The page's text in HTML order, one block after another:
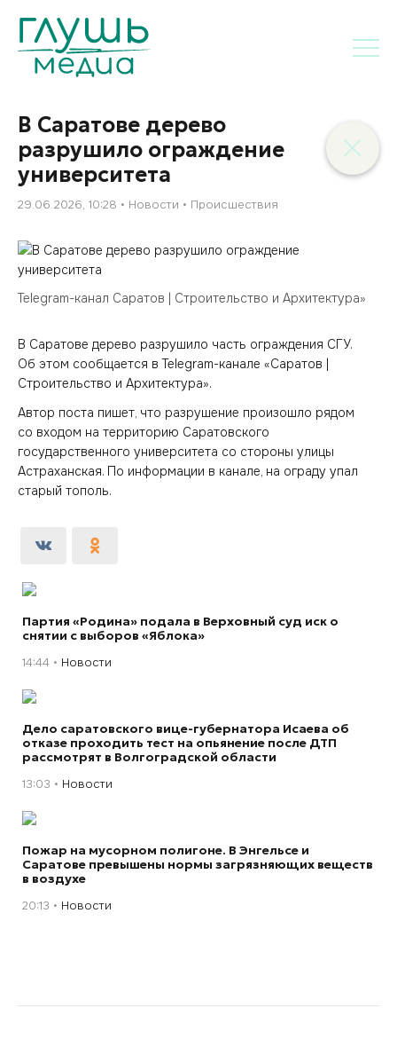
В Саратове дерево
разрушило ограждение
университета
29.06.2026, 10:28 Новости Происшествия
Telegram-канал Саратов | Строительство и Архитектура»
В Саратове дерево разрушило часть ограждения СГУ.
Об этом сообщается в Telegram-канале «Саратов |
Строительство и Архитектура».
Автор поста пишет, что разрушение произошло рядом
со входом на территорию Саратовского
государственного университета со стороны улицы
Астраханская. По информации в канале, на ограду упал
старый тополь.
Партия «Родина» подала в Верховный суд иск о
снятии с выборов «Яблока»
14:44 Новости
Дело саратовского вице-губернатора Исаева об
отказе проходить тест на опьянение после ДТП
рассмотрят в Волгоградской области
13:03 Новости
Пожар на мусорном полигоне. В Энгельсе и
Саратове превышены нормы загрязняющих веществ
в воздухе
20:13 Новости